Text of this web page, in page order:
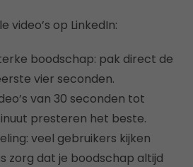
video’s op LinkedIn:
boodschap: pak direct de
vier seconden.
van 30 seconden tot
presteren het beste.
veel gebruikers kijken
zorg dat je boodschap altijd